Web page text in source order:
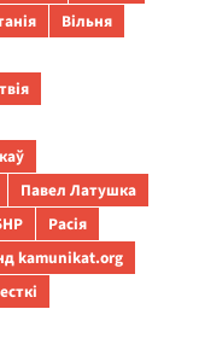
Вільня
Павел Латушка
Расія
kamunikat.org